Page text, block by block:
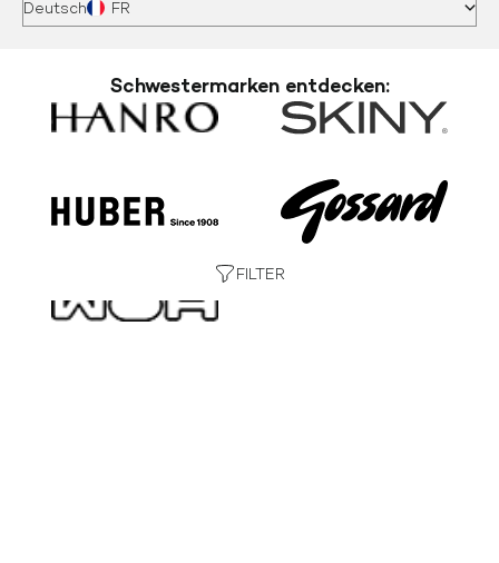
FILTER
Deutsch FR
Schwestermarken entdecken: